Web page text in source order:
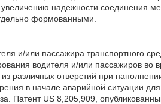
надежности соединения
формованными.
и/или пассажира транспортного
водителя и/или пассажиров во
различных отверстий при
в начале аварийной ситуации
Патент US 8,205,909,